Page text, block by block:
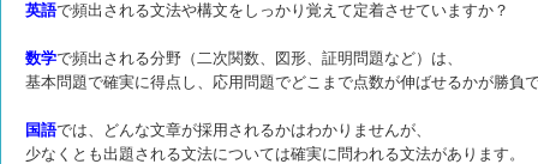
英語で頻出される文法や構文をしっかり覚えて定着させていますか？
数学で頻出される分野（二次関数、図形、証明問題など）は、
基本問題で確実に得点し、応用問題でどこまで点数が伸ばせるかが勝負
国語では、どんな文章が採用されるかはわかりませんが、
少なくとも出題される文法については確実に問われる文法があります。